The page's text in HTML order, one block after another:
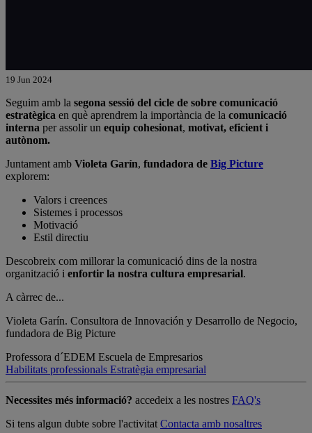
19 Jun 2024
Seguim amb la segona sessió del cicle de sobre comunicació
estratègica en què aprendrem la importància de la comunicació
interna per assolir un equip cohesionat, motivat, eficient i
autònom.
Juntament amb Violeta Garín, fundadora de Big Picture
explorem:
Valors i creences
Sistemes i processos
Motivació
Estil directiu
Descobreix com millorar la comunicació dins de la nostra
organització i enfortir la nostra cultura empresarial.
A càrrec de...
Violeta Garín. Consultora de Innovación y Desarrollo de Negocio,
fundadora de Big Picture
Professora d´EDEM Escuela de Empresarios
Habilitats professionals Estratègia empresarial
Necessites més informació? accedeix a les nostres FAQ's
Si tens algun dubte sobre l'activitat Contacta amb nosaltres